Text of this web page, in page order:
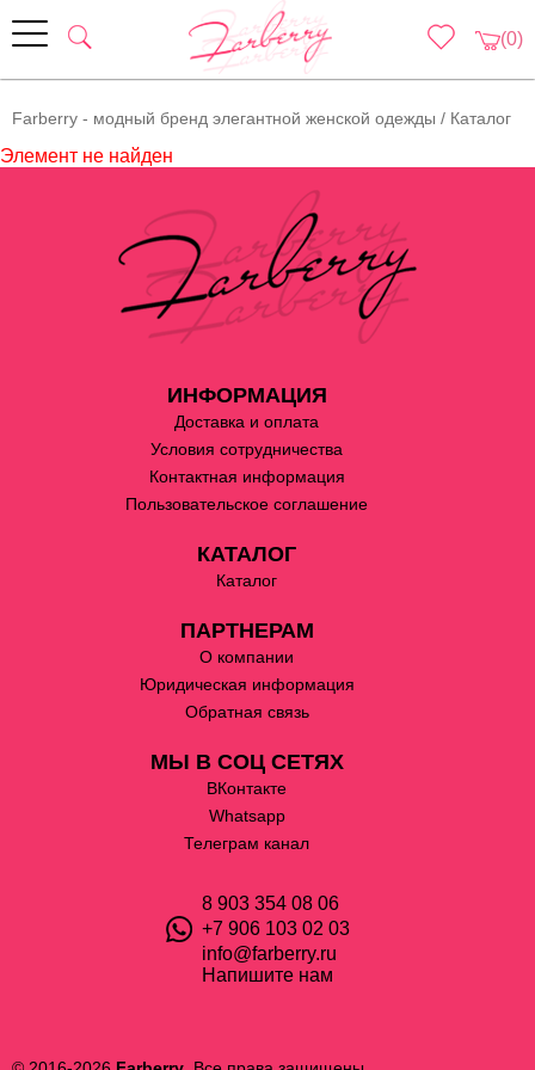
(0)
Farberry - модный бренд элегантной женской одежды / Каталог
Элемент не найден
ИНФОРМАЦИЯ
Доставка и оплата
Условия сотрудничества
Контактная информация
Пользовательское соглашение
КАТАЛОГ
Каталог
ПАРТНЕРАМ
О компании
Юридическая информация
Обратная связь
МЫ В СОЦ СЕТЯХ
ВКонтакте
Whatsapp
Телеграм канал
8 903 354 08 06
+7 906 103 02 03
info@farberry.ru
Напишите нам